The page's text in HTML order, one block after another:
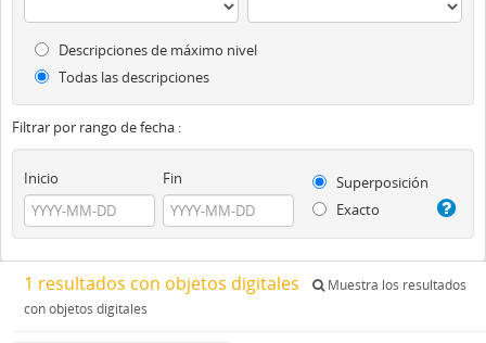
Descripciones de máximo nivel
Todas las descripciones
Filtrar por rango de fecha :
Inicio Fin
Superposición
Exacto
1 resultados con objetos digitales
Muestra los resultados
con objetos digitales